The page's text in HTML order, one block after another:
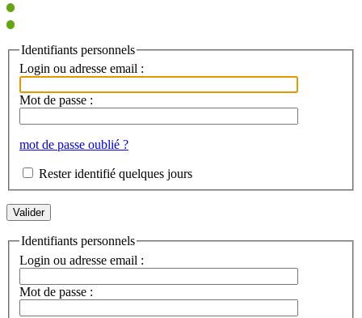
Identifiants personnels
Login ou adresse email :
Mot de passe :
mot de passe oublié ?
Rester identifié quelques jours
Identifiants personnels
Login ou adresse email :
Mot de passe :